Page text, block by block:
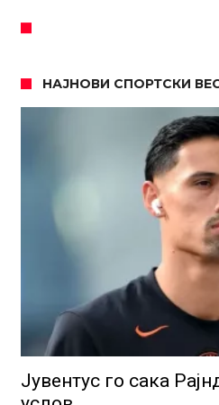
НАЈНОВИ СПОРТСКИ
Јувентус го сака